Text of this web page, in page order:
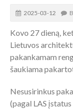
2025-03-12
Kovo 27 dieną,
Lietuvos
pakankamam
šaukiama
Nesusirinkus
(pagal LAS